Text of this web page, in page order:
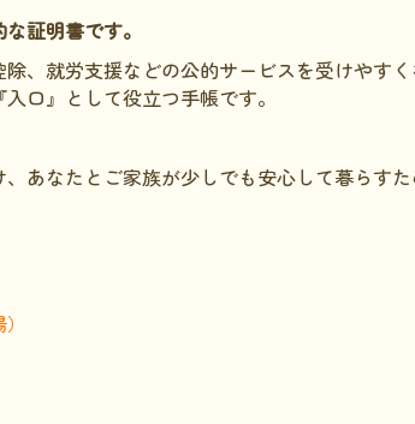
証明書です。
、就労支援などの公的サービスを受けやすく
口』として役立つ手帳です。
あなたとご家族が少しでも安心して暮らすた